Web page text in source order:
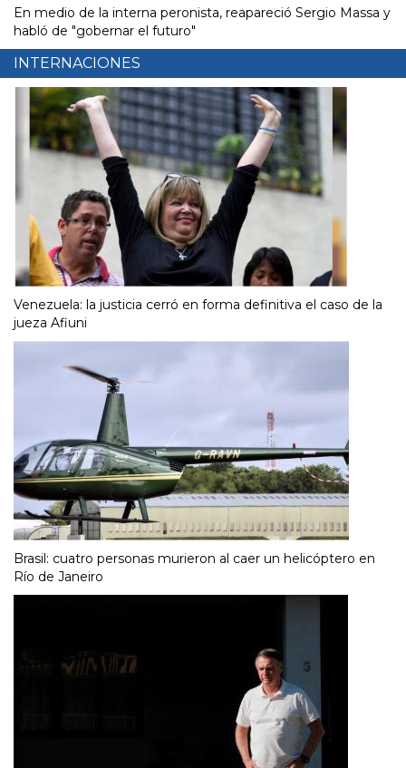
En medio de la interna peronista, reapareció Sergio Massa y
habló de "gobernar el futuro"
INTERNACIONES
Venezuela: la justicia cerró en forma definitiva el caso de la
jueza Afiuni
Brasil: cuatro personas murieron al caer un helicóptero en
Río de Janeiro